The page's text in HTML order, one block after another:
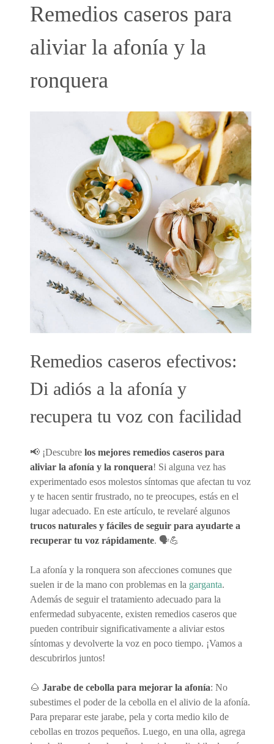
Remedios caseros para
aliviar la afonía y la
ronquera
Remedios caseros efectivos:
Di adiós a la afonía y
recupera tu voz con facilidad
📢 ¡Descubre los mejores remedios caseros para
aliviar la afonía y la ronquera! Si alguna vez has
experimentado esos molestos síntomas que afectan tu voz
y te hacen sentir frustrado, no te preocupes, estás en el
lugar adecuado. En este artículo, te revelaré algunos
trucos naturales y fáciles de seguir para ayudarte a
recuperar tu voz rápidamente. 🗣️💪
La afonía y la ronquera son afecciones comunes que
suelen ir de la mano con problemas en la garganta.
Además de seguir el tratamiento adecuado para la
enfermedad subyacente, existen remedios caseros que
pueden contribuir significativamente a aliviar estos
síntomas y devolverte la voz en poco tiempo. ¡Vamos a
descubrirlos juntos!
🌰 Jarabe de cebolla para mejorar la afonía: No
subestimes el poder de la cebolla en el alivio de la afonía.
Para preparar este jarabe, pela y corta medio kilo de
cebollas en trozos pequeños. Luego, en una olla, agrega